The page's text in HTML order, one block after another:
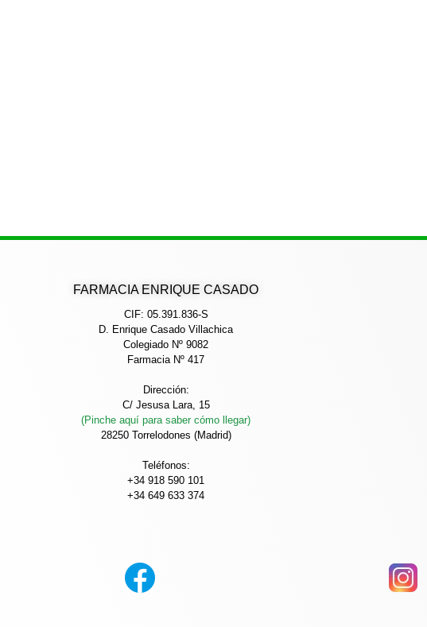
FARMACIA ENRIQUE CASADO
CIF: 05.391.836-S
D. Enrique Casado Villachica
Colegiado Nº 9082
Farmacia Nº 417
Dirección:
C/ Jesusa Lara, 15
(Pinche aquí para saber cómo llegar)
28250 Torrelodones (Madrid)
Teléfonos:
+34 918 590 101
+34 649 633 374